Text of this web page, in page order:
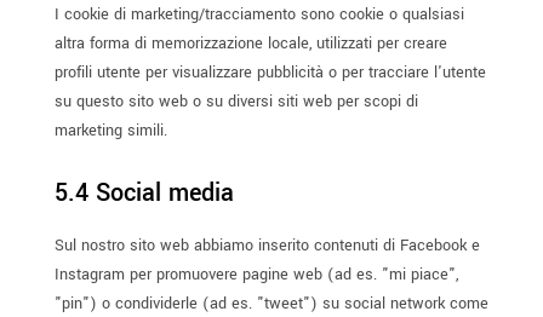
I cookie di marketing/tracciamento sono cookie o qualsiasi
altra forma di memorizzazione locale, utilizzati per creare
profili utente per visualizzare pubblicità o per tracciare l'utente
su questo sito web o su diversi siti web per scopi di
marketing simili.
5.4 Social media
Sul nostro sito web abbiamo inserito contenuti di Facebook e
Instagram per promuovere pagine web (ad es. "mi piace",
"pin") o condividerle (ad es. "tweet") su social network come